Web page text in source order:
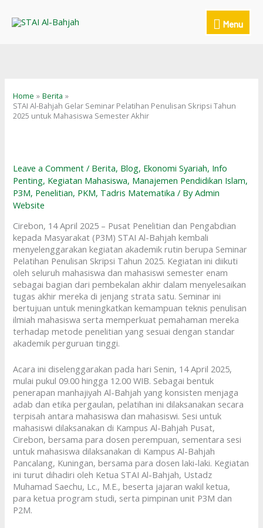
content
Menu
Menu
Home
Berita
STAI Al-Bahjah Gelar Seminar Pelatihan Penulisan Skripsi Tahun
2025 untuk Mahasiswa Semester Akhir
Leave a Comment / Berita, Blog, Ekonomi Syariah, Info
Penting, Kegiatan Mahasiswa, Manajemen Pendidikan Islam,
P3M, Penelitian, PKM, Tadris Matematika / ByAdmin
Website
Cirebon, 14 April 2025 – Pusat Penelitian dan Pengabdian
kepada Masyarakat (P3M) STAI Al-Bahjah kembali
menyelenggarakan kegiatan akademik rutin berupa Seminar
Pelatihan Penulisan Skripsi Tahun 2025. Kegiatan ini diikuti
oleh seluruh mahasiswa dan mahasiswi semester enam
sebagai bagian dari pembekalan akhir dalam menyelesaikan
tugas akhir mereka di jenjang strata satu. Seminar ini
bertujuan untuk meningkatkan kemampuan teknis penulisan
ilmiah mahasiswa serta memperkuat pemahaman mereka
terhadap metode penelitian yang sesuai dengan standar
akademik perguruan tinggi.
Acara ini diselenggarakan pada hari Senin, 14 April 2025,
mulai pukul 09.00 hingga 12.00 WIB. Sebagai bentuk
penerapan manhajiyah Al-Bahjah yang konsisten menjaga
adab dan etika pergaulan, pelatihan ini dilaksanakan secara
terpisah antara mahasiswa dan mahasiswi. Sesi untuk
mahasiswi dilaksanakan di Kampus Al-Bahjah Pusat,
Cirebon, bersama para dosen perempuan, sementara sesi
untuk mahasiswa dilaksanakan di Kampus Al-Bahjah
Pancalang, Kuningan, bersama para dosen laki-laki. Kegiatan
ini turut dihadiri oleh Ketua STAI Al-Bahjah, Ustadz
Muhamad Saechu, Lc., M.E., beserta jajaran wakil ketua,
para ketua program studi, serta pimpinan unit P3M dan
P2M.